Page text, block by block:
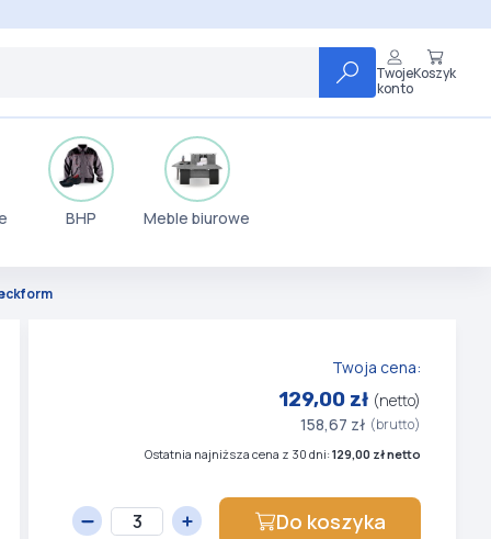
Twoje
konto
Koszyk
BHP Meble biurowe
Twoja cena:
129,00 zł (netto)
158,67 zł (brutto)
Ostatnia najniższa cena z 30 dni:129,00 zł netto
Do koszyka